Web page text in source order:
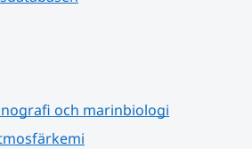
och marinbiologi